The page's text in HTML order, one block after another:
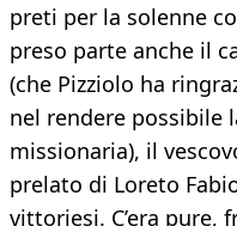
preti per la solenne
preso parte anche il
(che Pizziolo ha
nel rendere possibile
missionaria), il
prelato di Loreto
vittoriesi. C’era pure,